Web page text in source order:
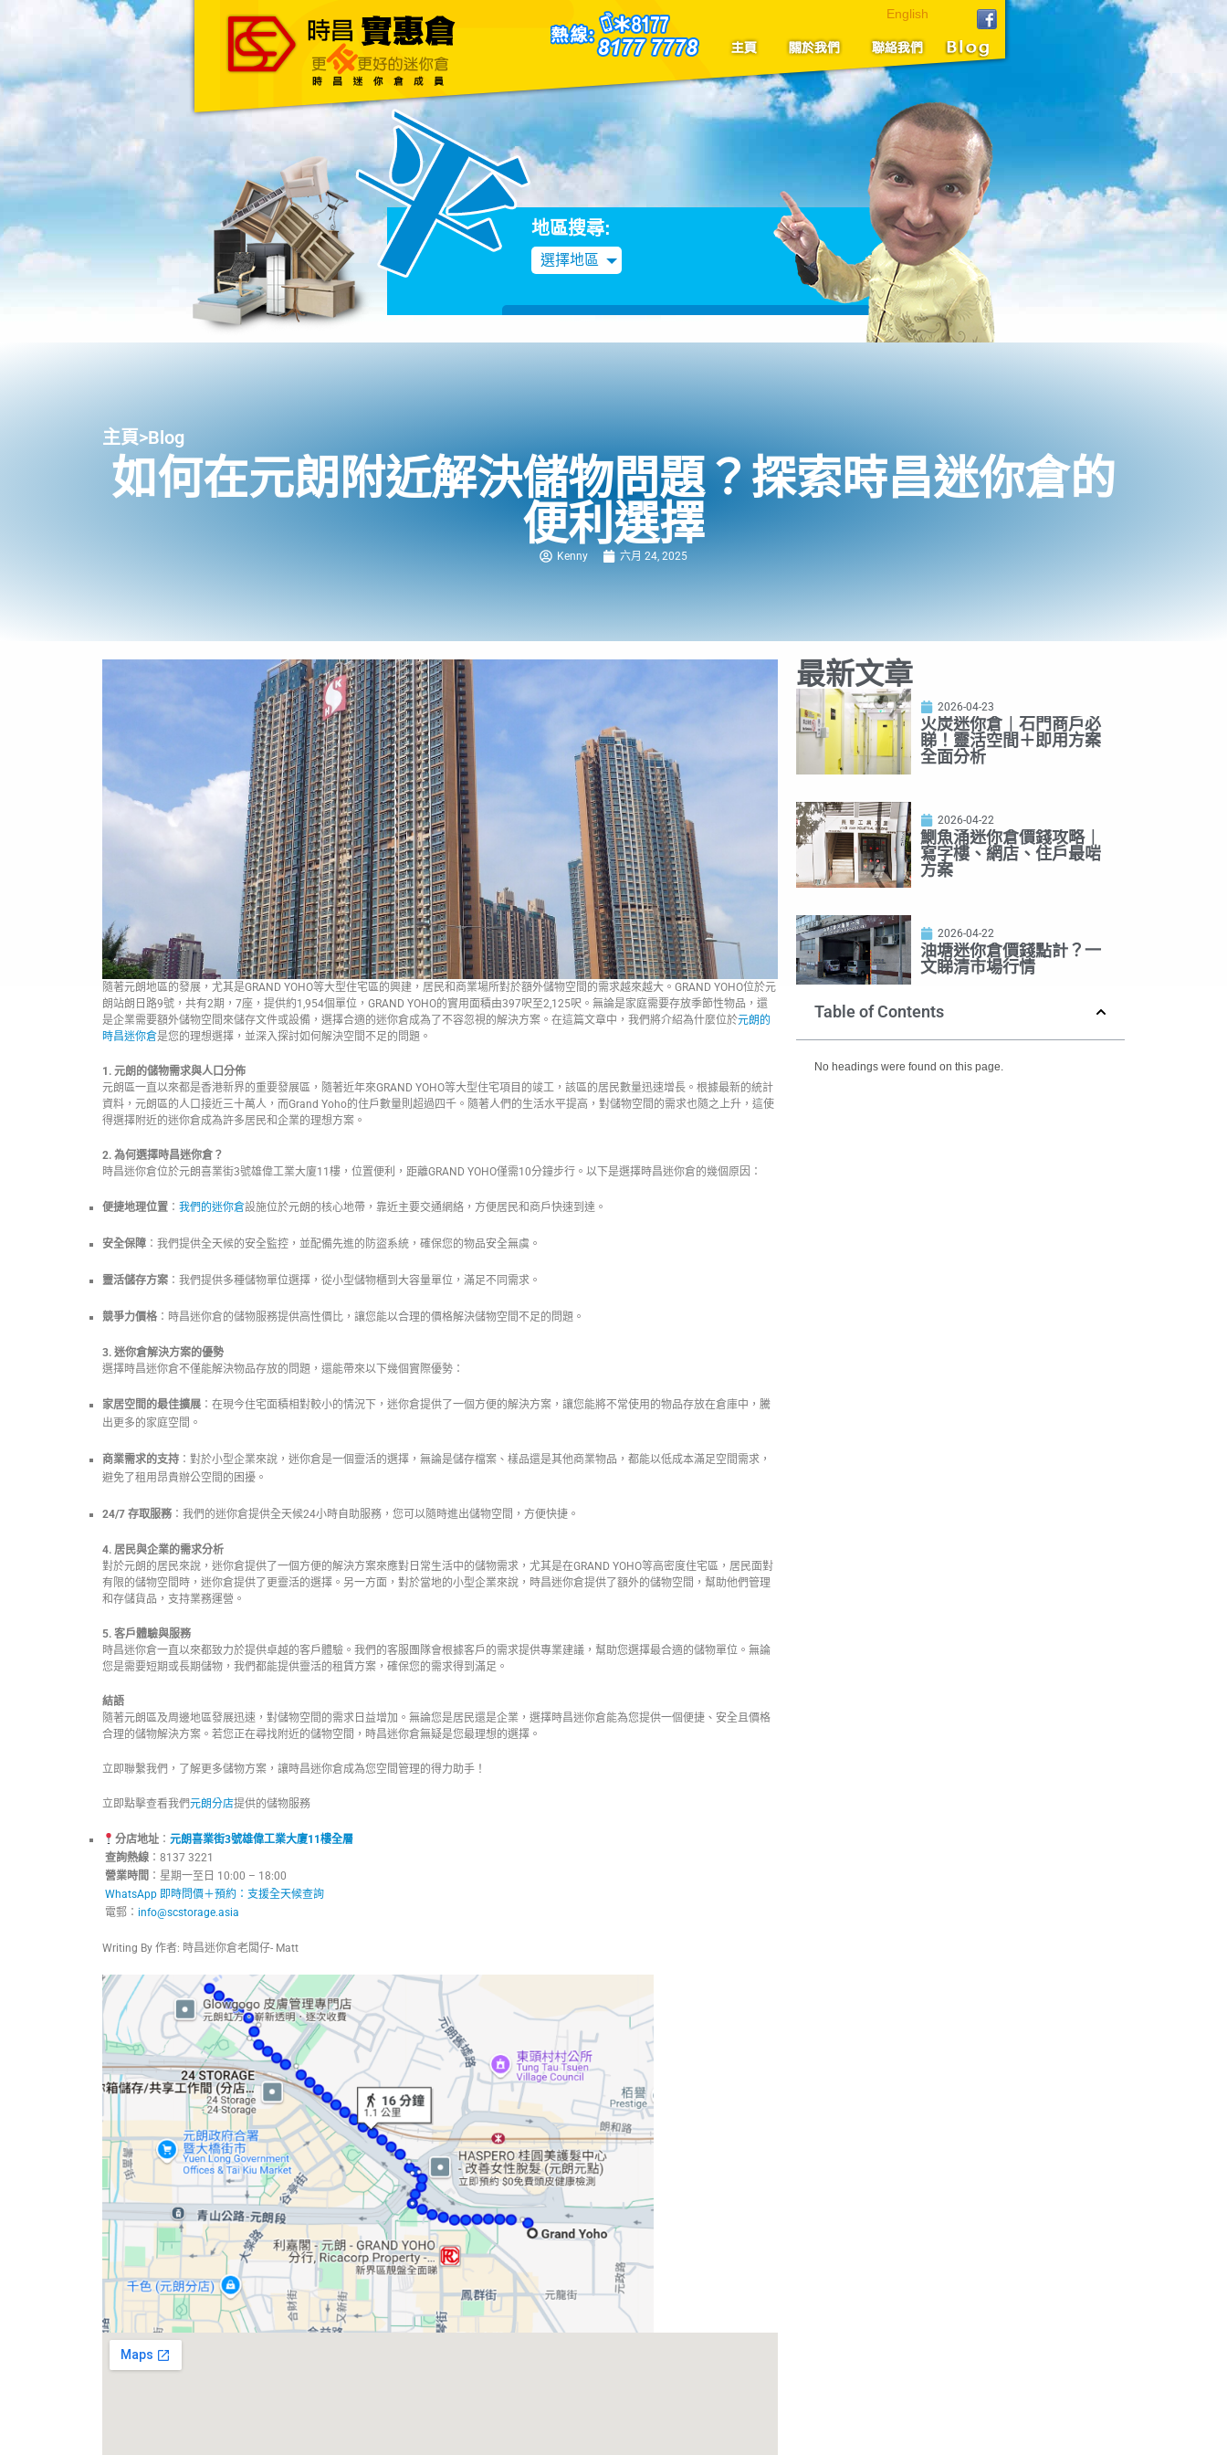
主頁 關於我們 聯絡我們
English
地區搜尋:
選擇地區
主頁>Blog
如何在元朗附近解決儲物問題？探索時昌迷你倉的
便利選擇
Kenny 六月 24, 2025
隨著元朗地區的發展，尤其是GRAND YOHO等大型住宅區的興建，居民和商業場所對於額外儲物空間的需求越來越大。GRAND YOHO位於元
朗站朗日路9號，共有2期，7座，提供約1,954個單位，GRAND YOHO的實用面積由397呎至2,125呎。無論是家庭需要存放季節性物品，還
是企業需要額外儲物空間來儲存文件或設備，選擇合適的迷你倉成為了不容忽視的解決方案。在這篇文章中，我們將介紹為什麼位於元朗的
時昌迷你倉是您的理想選擇，並深入探討如何解決空間不足的問題。
1. 元朗的儲物需求與人口分佈
元朗區一直以來都是香港新界的重要發展區，隨著近年來GRAND YOHO等大型住宅項目的竣工，該區的居民數量迅速增長。根據最新的統計
資料，元朗區的人口接近三十萬人，而Grand Yoho的住戶數量則超過四千。隨著人們的生活水平提高，對儲物空間的需求也隨之上升，這使
得選擇附近的迷你倉成為許多居民和企業的理想方案。
2. 為何選擇時昌迷你倉？
時昌迷你倉位於元朗喜業街3號雄偉工業大廈11樓，位置便利，距離GRAND YOHO僅需10分鐘步行。以下是選擇時昌迷你倉的幾個原因：
便捷地理位置 ： 我們的迷你倉設施位於元朗的核心地帶，靠近主要交通網絡，方便居民和商戶快速到達。
安全保障 ：我們提供全天候的安全監控，並配備先進的防盜系統，確保您的物品安全無虞。
靈活儲存方案 ：我們提供多種儲物單位選擇，從小型儲物櫃到大容量單位，滿足不同需求。
競爭力價格 ：時昌迷你倉的儲物服務提供高性價比，讓您能以合理的價格解決儲物空間不足的問題。
3. 迷你倉解決方案的優勢
選擇時昌迷你倉不僅能解決物品存放的問題，還能帶來以下幾個實際優勢：
家居空間的最佳擴展 ：在現今住宅面積相對較小的情況下，迷你倉提供了一個方便的解決方案，讓您能將不常使用的物品存放在倉庫中，騰
出更多的家庭空間。
商業需求的支持 ：對於小型企業來說，迷你倉是一個靈活的選擇，無論是儲存檔案、樣品還是其他商業物品，都能以低成本滿足空間需求，
避免了租用昂貴辦公空間的困擾。
24/7 存取服務 ：我們的迷你倉提供全天候24小時自助服務，您可以隨時進出儲物空間，方便快捷。
4. 居民與企業的需求分析
對於元朗的居民來說，迷你倉提供了一個方便的解決方案來應對日常生活中的儲物需求，尤其是在GRAND YOHO等高密度住宅區，居民面對
有限的儲物空間時，迷你倉提供了更靈活的選擇。另一方面，對於當地的小型企業來說，時昌迷你倉提供了額外的儲物空間，幫助他們管理
和存儲貨品，支持業務運營。
5. 客戶體驗與服務
時昌迷你倉一直以來都致力於提供卓越的客戶體驗。我們的客服團隊會根據客戶的需求提供專業建議，幫助您選擇最合適的儲物單位。無論
您是需要短期或長期儲物，我們都能提供靈活的租賃方案，確保您的需求得到滿足。
結語
隨著元朗區及周邊地區發展迅速，對儲物空間的需求日益增加。無論您是居民還是企業，選擇時昌迷你倉能為您提供一個便捷、安全且價格
合理的儲物解決方案。若您正在尋找附近的儲物空間，時昌迷你倉無疑是您最理想的選擇。
立即聯繫我們，了解更多儲物方案，讓時昌迷你倉成為您空間管理的得力助手！
立即點擊查看我們元朗分店提供的儲物服務
分店地址： 元朗喜業街3號雄偉工業大廈11樓全層
查詢熱線 ：8137 3221
營業時間 ：星期一至日 10:00 – 18:00
WhatsApp 即時問價＋預約：支援全天候查詢
電郵： info@scstorage.asia
Writing By 作者: 時昌迷你倉老闆仔- Matt
最新文章
2026-04-23
火炭迷你倉｜石門商戶必
睇！靈活空間＋即用方案
全面分析
2026-04-22
鰂魚涌迷你倉價錢攻略｜
寫字樓、網店、住戶最啱
方案
2026-04-22
油塘迷你倉價錢點計？一
文睇清市場行情
Table of Contents
No headings were found on this page.